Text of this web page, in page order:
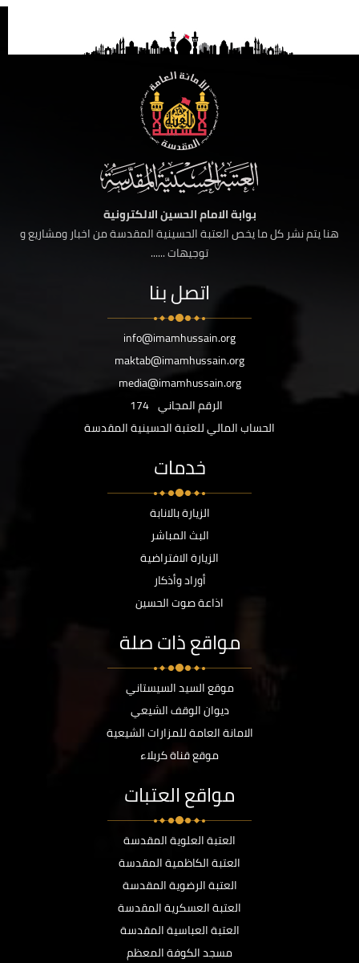
بوابة الامام الحسين الالكترونية
هنا يتم نشر كل ما يخص العتبة الحسينية المقدسة من اخبار ومشاريع و
توجيهات ......
اتصل بنا
info@imamhussain.org
maktab@imamhussain.org
media@imamhussain.org
الرقم المجاني 174
الحساب المالي للعتبة الحسينية المقدسة
خدمات
الزيارة بالانابة
البث المباشر
الزيارة الافتراضية
أوراد وأذكار
اذاعة صوت الحسين
مواقع ذات صلة
موقع السيد السيستاني
ديوان الوقف الشيعي
الامانة العامة للمزارات الشيعية
موقع قناة كربلاء
مواقع العتبات
العتبة العلوية المقدسة
العتبة الكاظمية المقدسة
العتبة الرضوية المقدسة
العتبة العسكرية المقدسة
العتبة العباسية المقدسة
مسجد الكوفة المعظم